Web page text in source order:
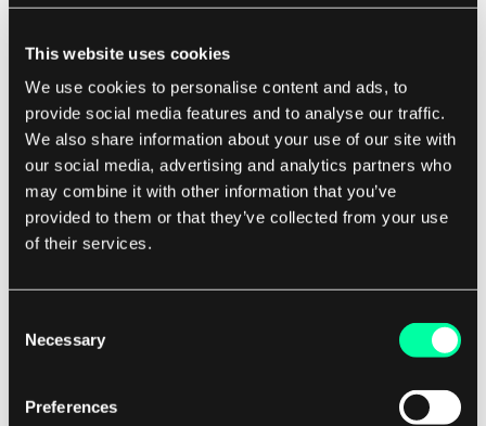
This website uses cookies
We use cookies to personalise content and ads, to
provide social media features and to analyse our traffic.
We also share information about your use of our site with
our social media, advertising and analytics partners who
may combine it with other information that you’ve
provided to them or that they’ve collected from your use
of their services.
Selection
Necessary
Preferences
In einer Welt, in der Softwareanwendungen
zunehmend komplexer und ressourcenintensiver
werden, ist das Verständnis des Konzepts des
logischen Adressraums für Softwareentwickler
und ihre Kunden unerlässlich. Durch die
Optimierung der Speichernutzung und die
Verbesserung der Programmstabilität spielt der
reibungslos und zuverlässig auf einer Vielzahl von